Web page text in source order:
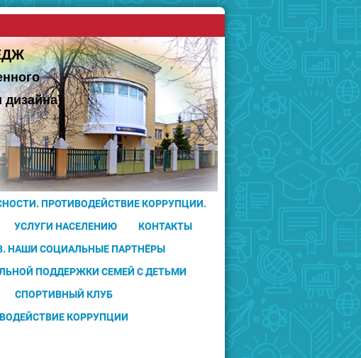
ПРОТИВОДЕЙСТВИЕ КОРРУПЦИИ.
УСЛУГИ НАСЕЛЕНИЮ
КОНТАКТЫ
НАШИ СОЦИАЛЬНЫЕ ПАРТНЁРЫ
ПОДДЕРЖКИ СЕМЕЙ С ДЕТЬМИ
СПОРТИВНЫЙ КЛУБ
КОРРУПЦИИ